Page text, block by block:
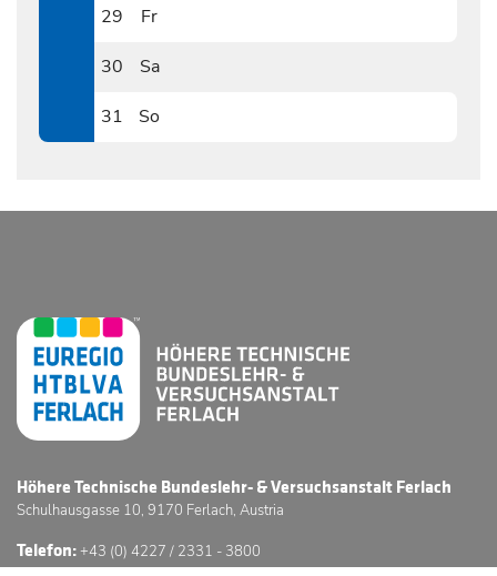
29
Fr
30
Sa
31
So
Höhere Technische Bundeslehr- & Versuchsanstalt Ferlach
Schulhausgasse 10, 9170 Ferlach, Austria
Telefon:+43 (0) 4227 / 2331 - 3800